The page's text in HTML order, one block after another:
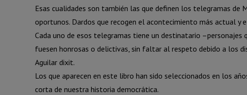
Esas cualidades son también las que definen los telegramas
oportunos. Dardos que recogen el acontecimiento más actual y
Cada uno de esos telegramas tiene un destinatario –personajes
fuesen honrosas o delictivas, sin faltar al respeto debido a los
Aguilar dixit.
Los que aparecen en este libro han sido seleccionados en los
corta de nuestra historia democrática.